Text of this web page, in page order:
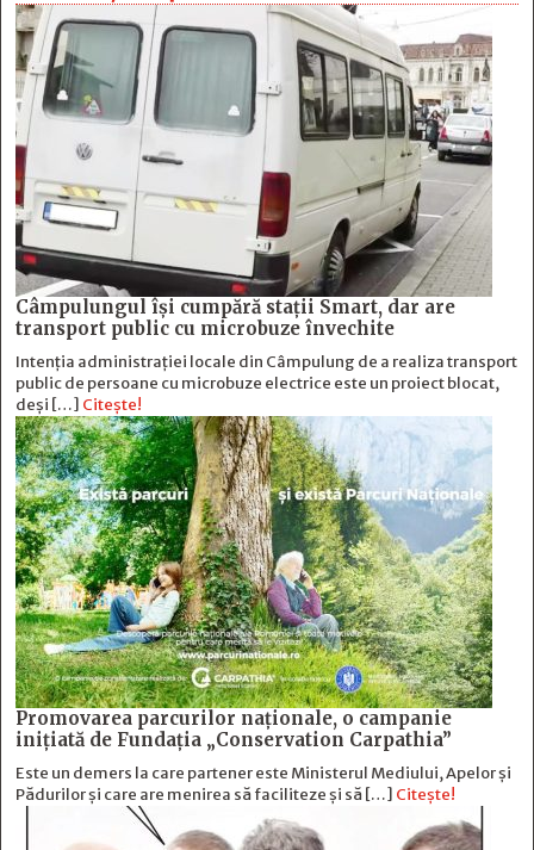
Câmpulungul îşi cumpără staţii Smart, dar are
transport public cu microbuze învechite
Intenția administrației locale din Câmpulung de a realiza transport
public de persoane cu microbuze electrice este un proiect blocat,
deși […] Citește!
Promovarea parcurilor naționale, o campanie
inițiată de Fundația „Conservation Carpathia”
Este un demers la care partener este Ministerul Mediului, Apelor și
Pădurilor și care are menirea să faciliteze și să […] Citește!